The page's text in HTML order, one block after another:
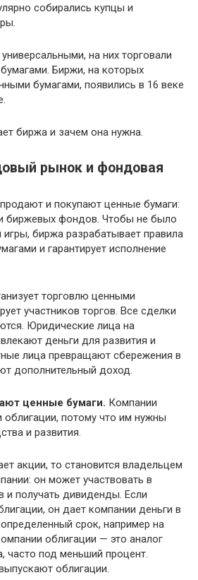
собирались купцы и
на них торговали
Биржи, на которых
бумагами, появились в 16 веке
биржа и зачем она нужна.
рынок и фондовая
и покупают ценные бумаги:
биржевых фондов. Чтобы не было
биржа разрабатывает правила
и гарантирует исполнение
торговлю ценными
участников торгов. Все сделки
Юридические лица на
деньги для развития и
лица превращают сбережения в
дополнительный доход.
ценные бумаги. Компании
облигации, потому что им нужны
и развития.
акции, то становится владельцем
он может участвовать в
и получать дивиденды. Если
он дает компании деньги в
срок, например на
облигации — это аналог
часто под меньший процент.
облигации.